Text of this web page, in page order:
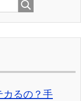
カるの？手